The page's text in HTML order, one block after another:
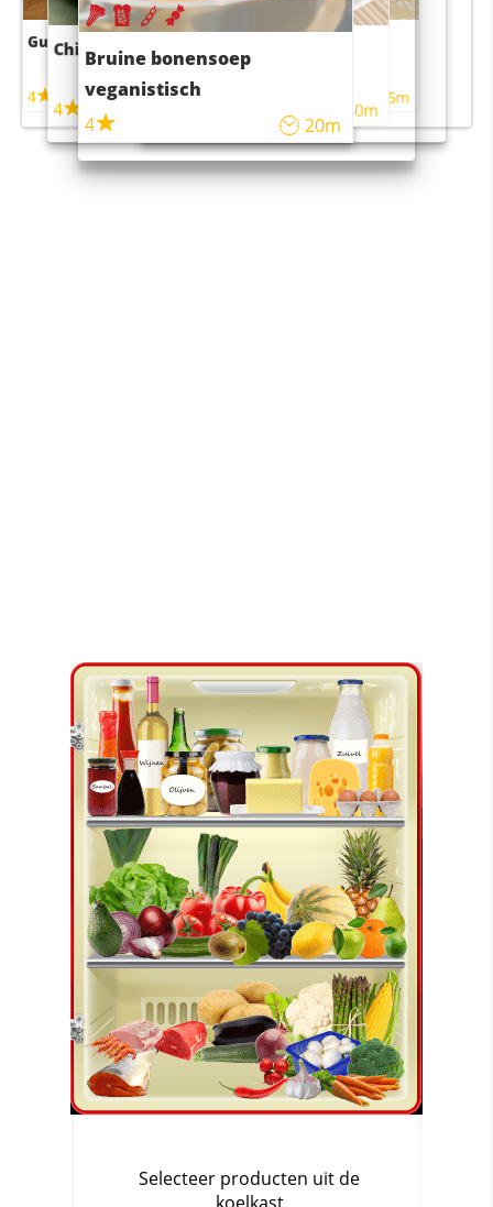
Guacamole
4
Chili con carne
4 45m
Bruine bonensoep
veganistisch
4
20m
Sushi rijstsalade
maaltijdsalade
40m
4 55m